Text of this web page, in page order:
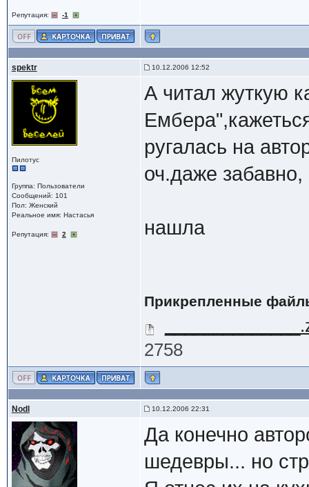
Репутация: -1
spektr 10.12.2006 12:52
Пилотус
Группа: Пользователи
Сообщений: 101
Пол: Женский
Реальное имя: Настасья
Репутация: 2
А читал жуткую
ругалась на
оч.даже
нашла
Прикрепленные
2758
Nodl 10.12.2006 22:31
Да конечно
шедевры... но